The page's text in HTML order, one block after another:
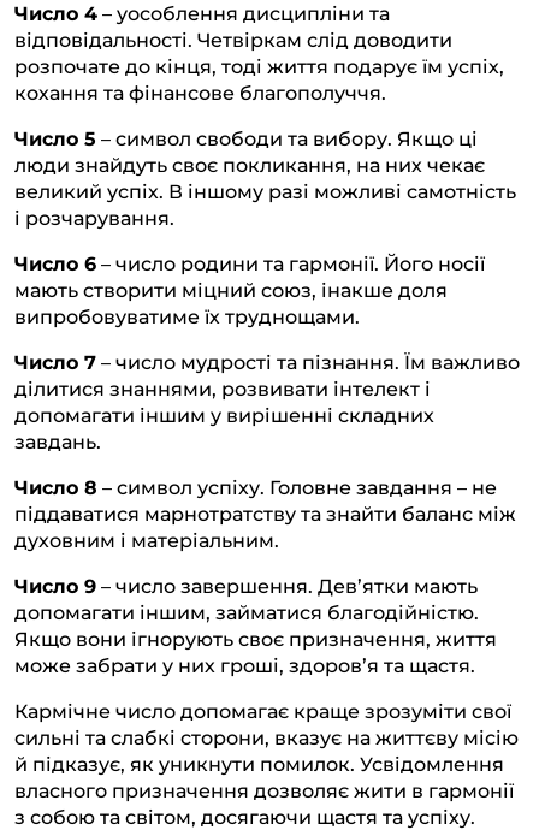
Число 4 – уособлення дисципліни та
відповідальності. Четвіркам слід доводити
розпочате до кінця, тоді життя подарує їм успіх,
кохання та фінансове благополуччя.
Число 5 – символ свободи та вибору. Якщо ці
люди знайдуть своє покликання, на них чекає
великий успіх. В іншому разі можливі самотність
і розчарування.
Число 6 – число родини та гармонії. Його носії
мають створити міцний союз, інакше доля
випробовуватиме їх труднощами.
Число 7 – число мудрості та пізнання. Їм важливо
ділитися знаннями, розвивати інтелект і
допомагати іншим у вирішенні складних
завдань.
Число 8 – символ успіху. Головне завдання – не
піддаватися марнотратству та знайти баланс між
духовним і матеріальним.
Число 9 – число завершення. Дев’ятки мають
допомагати іншим, займатися благодійністю.
Якщо вони ігнорують своє призначення, життя
може забрати у них гроші, здоров’я та щастя.
Кармічне число допомагає краще зрозуміти свої
сильні та слабкі сторони, вказує на життєву місію
й підказує, як уникнути помилок. Усвідомлення
власного призначення дозволяє жити в гармонії
з собою та світом, досягаючи щастя та успіху.